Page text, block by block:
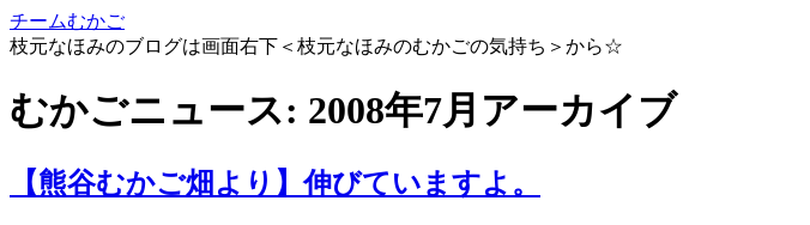
チームむかご
枝元なほみのブログは画面右下＜枝元なほみのむかごの気持ち＞から☆
むかごニュース: 2008年7月アーカイブ
【熊谷むかご畑より】伸びていますよ。